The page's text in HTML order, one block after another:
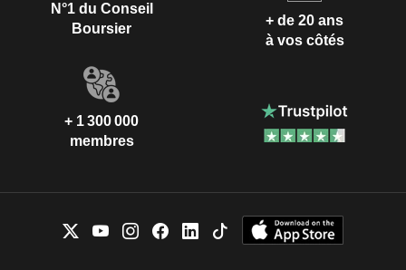
N°1 du Conseil
Boursier
+ de 20 ans
à vos côtés
+ 1 300 000
membres